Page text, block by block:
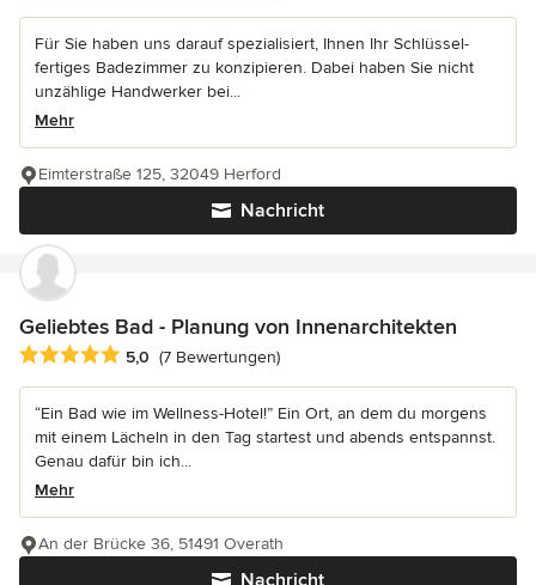
Für Sie haben uns darauf spezialisiert, Ihnen Ihr Schlüssel-
fertiges Badezimmer zu konzipieren. Dabei haben Sie nicht
unzählige Handwerker bei...
Mehr
Nachricht
Eimterstraße 125, 32049 Herford
Geliebtes Bad - Planung von Innenarchitekten
Durchschnittliche Bewertung: 5 von 5 Sternen
5,0 (7 Bewertungen)
“Ein Bad wie im Wellness-Hotel!” Ein Ort, an dem du morgens
mit einem Lächeln in den Tag startest und abends entspannst.
Genau dafür bin ich...
Mehr
Nachricht
An der Brücke 36, 51491 Overath